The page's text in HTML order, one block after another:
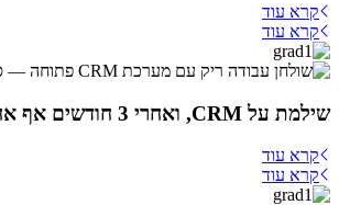
קרא עוד
קרא עוד
שילמת על CRM, ואחרי 3 חודשים אף אחד לא משתמש בה. איך למנוע את זה מראש
קרא עוד
קרא עוד